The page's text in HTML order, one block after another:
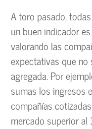
A toro pasado,
un buen indicador
valorando las
expectativas que
agregada. Por
sumas los ingresos
compañías
mercado superior al